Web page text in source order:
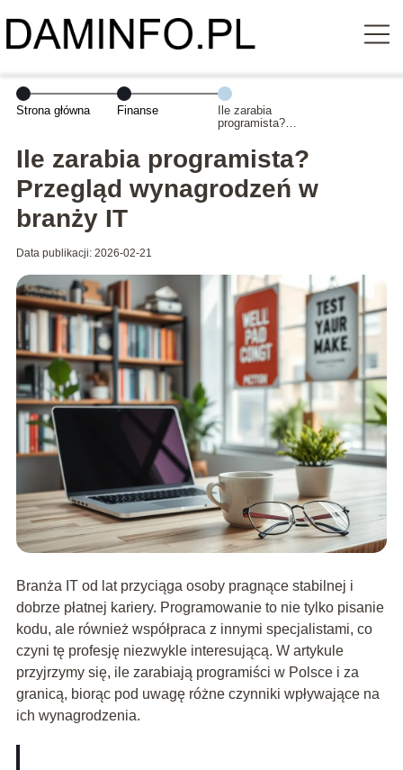
Strona główna Finanse
Ile zarabia
programista?
wynagrodzeń w
branży IT
Ile zarabia programista?
Przegląd wynagrodzeń w
branży IT
Data publikacji: 2026-02-21
Branża IT od lat przyciąga osoby pragnące stabilnej i
dobrze płatnej kariery. Programowanie to nie tylko pisanie
kodu, ale również współpraca z innymi specjalistami, co
czyni tę profesję niezwykle interesującą. W artykule
przyjrzymy się, ile zarabiają programiści w Polsce i za
granicą, biorąc pod uwagę różne czynniki wpływające na
ich wynagrodzenia.